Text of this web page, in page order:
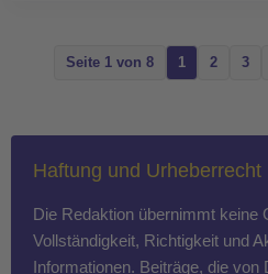
Seite 1 von 8 1 2 3
Haftung und Urheberrecht
Die Redaktion übernimmt keine
Vollständigkeit, Richtigkeit und
Informationen. Beiträge, die von